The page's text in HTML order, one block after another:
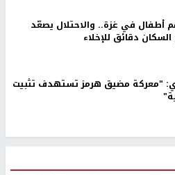
أطفال في غزة.. والاحتلال يصعّد
السكان دقائق للإخلاء
"معركة مضيق هرمز تستهدف تثبيت